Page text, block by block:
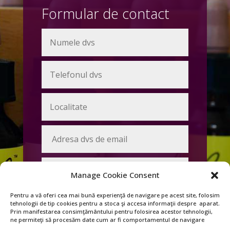
Manage Cookie Consent
Pentru a vă oferi cea mai bună experienţă de navigare pe acest site, folosim
tehnologii de tip cookies pentru a stoca şi accesa informaţii despre aparat.
Prin manifestarea consimţământului pentru folosirea acestor tehnologii,
ne permiteţi să procesăm date cum ar fi comportamentul de navigare
Formular de contact